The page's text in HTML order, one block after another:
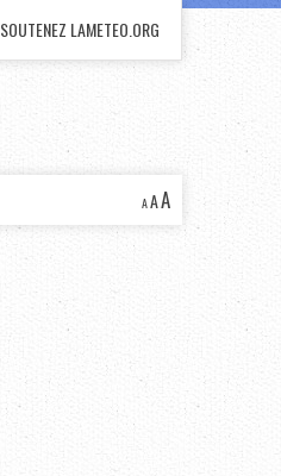
SOUTENEZ LAMETEO.ORG
AAA